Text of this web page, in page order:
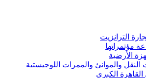
الترانزيت
مؤتمراتها
الأرضية
والموانئ والممرات اللوجيستية